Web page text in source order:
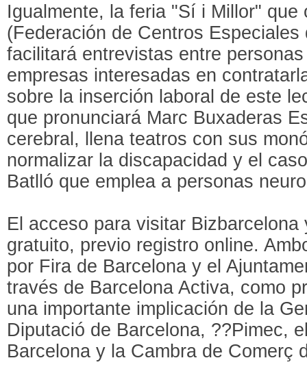
Igualmente, la feria "Sí i Millor" que
(Federación de Centros
facilitará entrevistas entre
empresas interesadas en
sobre la inserción laboral de este
que pronunciará Marc Buxaderas
cerebral, llena teatros con sus
normalizar la discapacidad y el
Batlló que emplea a personas
El acceso para visitar Bizbarcelona
gratuito, previo registro online.
por Fira de Barcelona y el
través de Barcelona Activa, como
una importante implicación de la
Diputació de Barcelona, ??Pimec,
Barcelona y la Cambra de Comerç